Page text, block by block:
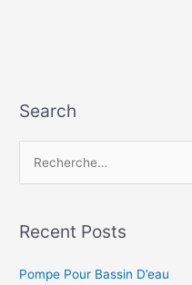
Search
h
r
Recent Posts
Pompe Pour Bassin D’eau